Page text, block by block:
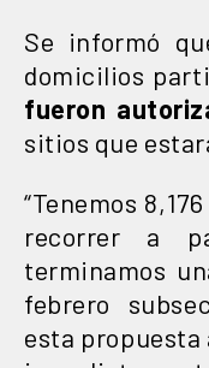
Se informó
domicilios
fueron
sitios que
“Tenemos
recorrer a
terminamos
febrero
esta propuesta